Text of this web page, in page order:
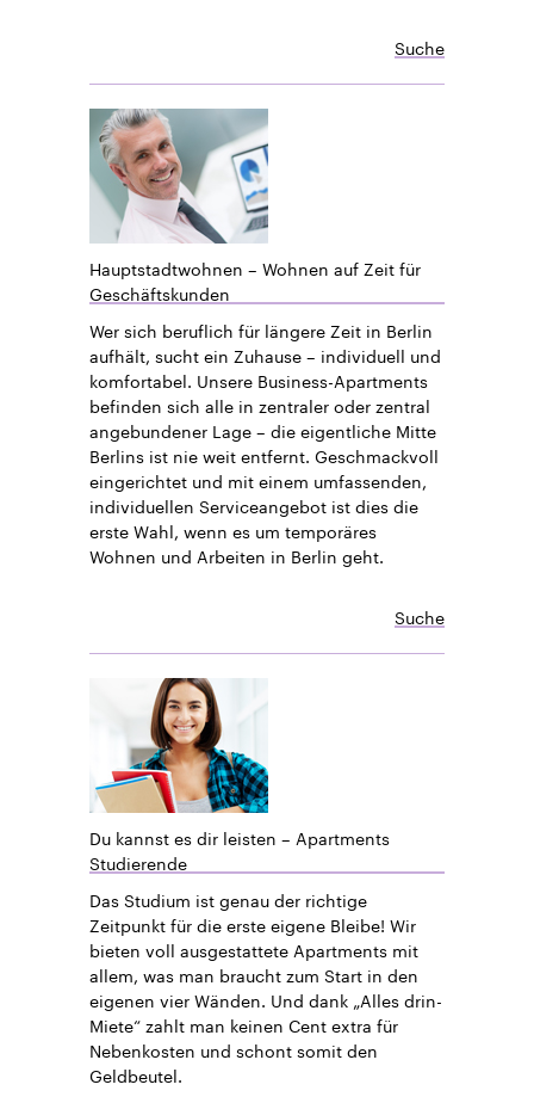
Suche
Hauptstadtwohnen – Wohnen auf Zeit für
Geschäftskunden
Wer sich beruflich für längere Zeit in Berlin
aufhält, sucht ein Zuhause – individuell und
komfortabel. Unsere Business-Apartments
befinden sich alle in zentraler oder zentral
angebundener Lage – die eigentliche Mitte
Berlins ist nie weit entfernt. Geschmackvoll
eingerichtet und mit einem umfassenden,
individuellen Serviceangebot ist dies die
erste Wahl, wenn es um temporäres
Wohnen und Arbeiten in Berlin geht.
Suche
Du kannst es dir leisten – Apartments
Studierende
Das Studium ist genau der richtige
Zeitpunkt für die erste eigene Bleibe! Wir
bieten voll ausgestattete Apartments mit
allem, was man braucht zum Start in den
eigenen vier Wänden. Und dank „Alles drin-
Miete“ zahlt man keinen Cent extra für
Nebenkosten und schont somit den
Geldbeutel.